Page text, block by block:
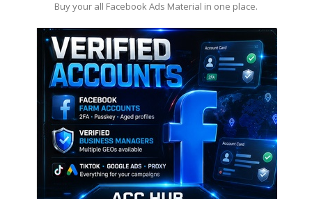
Buy your all Facebook Ads Material in one place.